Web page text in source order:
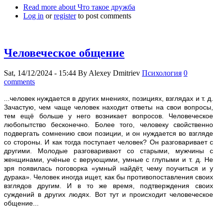
Read more about Что такое дружба
Log in orregisterto post comments
Человеческое общение
Sat, 14/12/2024 - 15:44 ByAlexey Dmitriev Психология 0
comments
...человек нуждается в других мнениях, позициях, взглядах и т. д.
Зачастую, чем чаще человек находит ответы на свои вопросы,
тем ещё больше у него возникает вопросов. Человеческое
любопытство бесконечно. Более того, человеку свойственно
подвергать сомнению свои позиции, и он нуждается во взгляде
со стороны. И как тогда поступает человек? Он разговаривает с
другими. Молодые разговаривают со старыми, мужчины с
женщинами, учёные с верующими, умные с глупыми и т. д. Не
зря появилась поговорка «умный найдёт, чему поучиться и у
дурака». Человек иногда ищет, как бы противопоставления своих
взглядов другим. И в то же время, подтверждения своих
суждений в других людях. Вот тут и происходит человеческое
общение...